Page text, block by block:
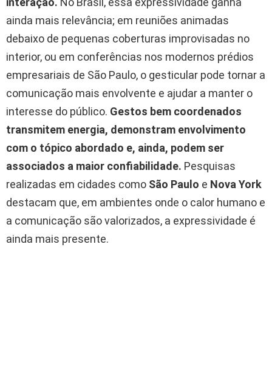
ainda mais relevância; em reuniões animadas
debaixo de pequenas coberturas improvisadas no
interior, ou em conferências nos modernos prédios
empresariais de São Paulo, o gesticular pode tornar a
comunicação mais envolvente e ajudar a manter o
interesse do público. Gestos bem coordenados
transmitem energia, demonstram envolvimento
com o tópico abordado e, ainda, podem ser
associados a maior confiabilidade. Pesquisas
realizadas em cidades como São Paulo e Nova York
destacam que, em ambientes onde o calor humano e
a comunicação são valorizados, a expressividade é
ainda mais presente.